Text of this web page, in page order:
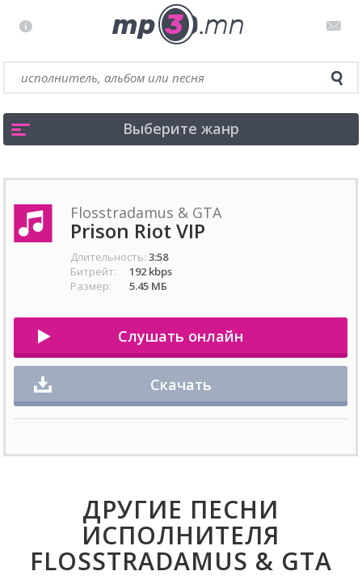
Выберите жанр
Flosstradamus & GTA
Prison Riot VIP
Длительность: 3:58
Битрейт:
192 kbps
Размер:
5.45 МБ
Слушать онлайн
Скачать
ДРУГИЕ ПЕСНИ
ИСПОЛНИТЕЛЯ
FLOSSTRADAMUS & GTA